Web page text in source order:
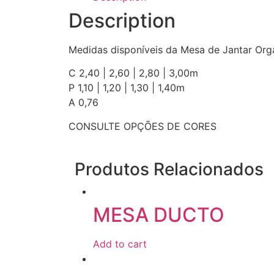
Description
Medidas disponíveis da Mesa de Jantar
C 2,40 | 2,60 | 2,80 | 3,00m
P 1,10 | 1,20 | 1,30 | 1,40m
A 0,76
CONSULTE OPÇÕES DE CORES
Produtos Relacionados
MESA DUCTO
Add to cart